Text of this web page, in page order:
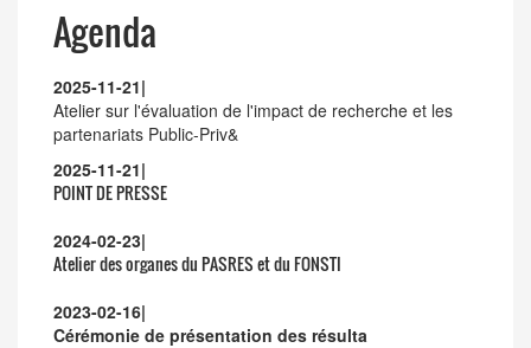
Agenda
2025-11-21|
Atelier sur l'évaluation de l'impact de recherche et les
partenariats Public-Priv&
2025-11-21|
POINT DE PRESSE
2024-02-23|
Atelier des organes du PASRES et du FONSTI
2023-02-16|
Cérémonie de présentation des résulta